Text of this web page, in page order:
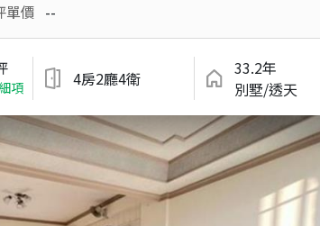
單價 --
項 4房2廳4衛
33.2年
別墅/透天